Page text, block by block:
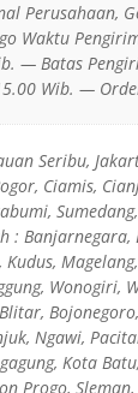
Perusahaan,
Waktu
— Batas
Wib. —
Seribu,
Ciamis,
:
Wonogiri,
Ngawi,
Kota
Progo,